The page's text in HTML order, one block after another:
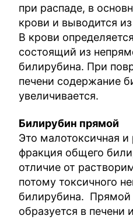
при распаде, в
крови и выводится
В крови
состоящий из
билирубина. При
печени содержание
увеличивается.
Билирубин прямой
Это малотоксичная
фракция общего
отличие от
потому токсичного
билирубина. Прямой
образуется в печени